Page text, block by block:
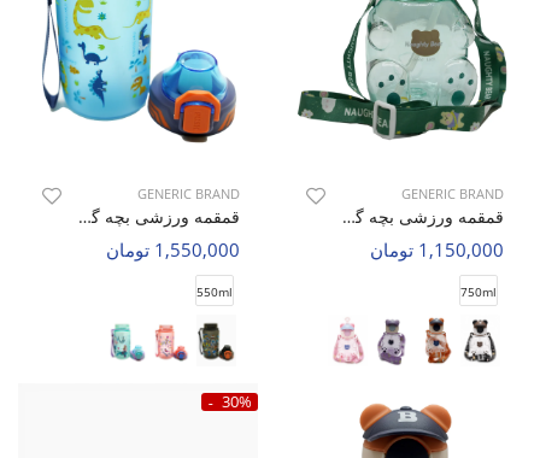
GENERIC BRAND
قمقمه ورزشی بچه گانه بدون برند Bear Bottle C
1,150,000 تومان
750ml
GENERIC BRAND
قمقمه ورزشی بچه گانه بدون برند Tiny Zoo C
1,550,000 تومان
550ml
30%